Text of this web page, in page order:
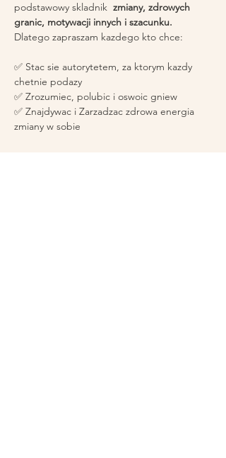
podstawowy skladnik zmiany, zdrowych
granic, motywacji innych i szacunku.
Dlatego zapraszam kazdego kto chce:
✅ Stac sie autorytetem, za ktorym kazdy
chetnie podazy
✅ Zrozumiec, polubic i oswoic gniew
✅ Znajdywac i Zarzadzac zdrowa energia
zmiany w sobie